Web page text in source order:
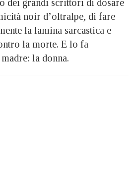
dei grandi scrittori di dosare
noir d’oltralpe, di fare
la lamina sarcastica e
la morte. E lo fa
la donna.